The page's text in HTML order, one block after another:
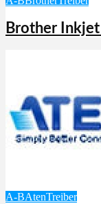
Brother
A-BAtenTreiber